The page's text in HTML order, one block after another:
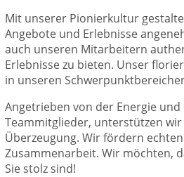
Mit unserer Pionierkultur
Angebote und Erlebnisse
auch unseren Mitarbeitern
Erlebnisse zu bieten. Unser
in unseren
Angetrieben von der Energie
Teammitglieder, unterstützen
Überzeugung. Wir fördern
Zusammenarbeit. Wir möchten,
Sie stolz sind!